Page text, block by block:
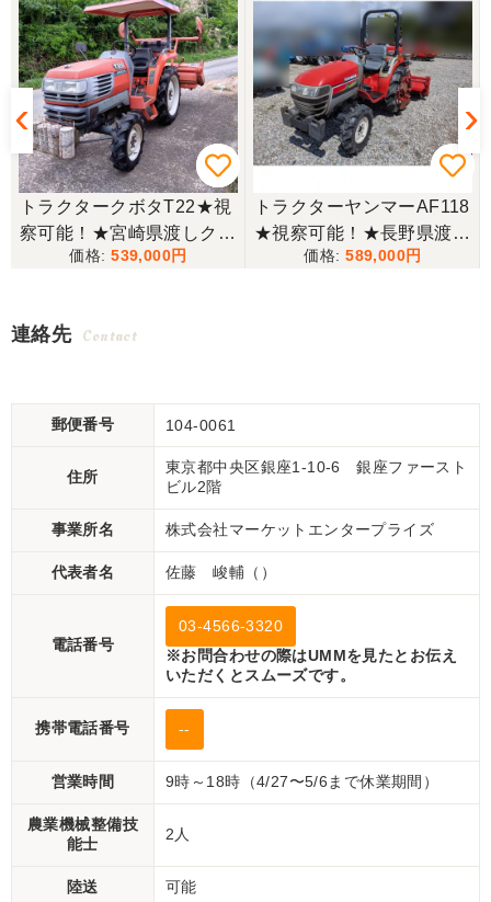
トラクタークボタT22★視
察可能！★宮崎県渡しクボ
タ トラクター T22 22馬力
ロータリー 4WD 現状渡し
539,000
トラクターヤンマーAF118
★視察可能！★長野県渡し
ヤンマー トラクター AF11
589,000
連絡先 Contact
郵便番号 104-0061
住所
東京都中央区銀座1-10-6 銀座ファースト
ビル2階
事業所名 株式会社マーケットエンタープライズ
代表者名 佐藤 峻輔（）
電話番号
03-4566-3320
※お問合わせの際はUMMを見たとお伝え
いただくとスムーズです。
携帯電話番号 --
営業時間 9時～18時（4/27〜5/6まで休業期間）
農業機械整備技
能士
2人
陸送 可能